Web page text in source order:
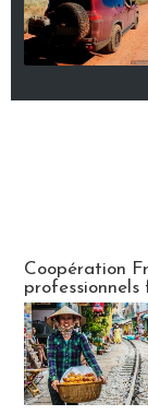
Coopération